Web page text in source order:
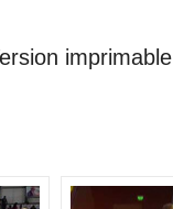
imprimable